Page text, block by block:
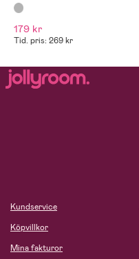
179 kr
Tid. pris: 269 kr
Kundservice
Köpvillkor
Mina fakturor